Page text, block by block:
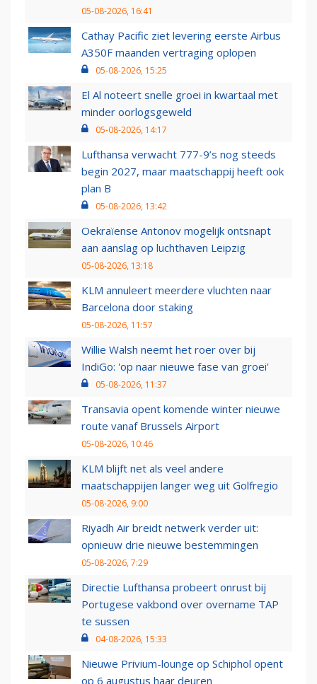
05-08-2026, 16:41
Cathay Pacific ziet levering eerste Airbus
A350F maanden vertraging oplopen
05-08-2026, 15:25
El Al noteert snelle groei in kwartaal met
minder oorlogsgeweld
05-08-2026, 14:17
Lufthansa verwacht 777-9’s nog steeds
begin 2027, maar maatschappij heeft ook
plan B
05-08-2026, 13:42
Oekraïense Antonov mogelijk ontsnapt
aan aanslag op luchthaven Leipzig
05-08-2026, 13:18
KLM annuleert meerdere vluchten naar
Barcelona door staking
05-08-2026, 11:57
Willie Walsh neemt het roer over bij
IndiGo: 'op naar nieuwe fase van groei'
05-08-2026, 11:37
Transavia opent komende winter nieuwe
route vanaf Brussels Airport
05-08-2026, 10:46
KLM blijft net als veel andere
maatschappijen langer weg uit Golfregio
05-08-2026, 9:00
Riyadh Air breidt netwerk verder uit:
opnieuw drie nieuwe bestemmingen
05-08-2026, 7:29
Directie Lufthansa probeert onrust bij
Portugese vakbond over overname TAP
te sussen
04-08-2026, 15:33
Nieuwe Privium-lounge op Schiphol opent
op 6 augustus haar deuren